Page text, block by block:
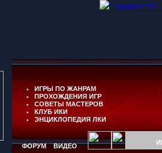
" border="0"
ИГРЫ ПО ЖАНРАМ
ПРОХОЖДЕНИЯ ИГР
СОВЕТЫ МАСТЕРОВ
КЛУБ ИКИ
ЭНЦИКЛОПЕДИЯ ЛКИ
ФОРУМ ВИДЕО